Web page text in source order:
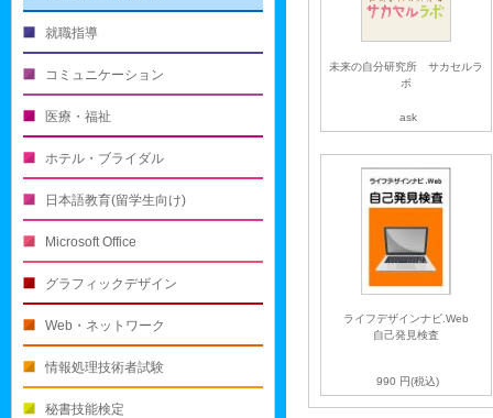
未来の自分研究所 サカセルラ
ボ
ask
ライフデザインナビ.Web
自己発見検査
990 円(税込)
就職指導
コミュニケーション
医療・福祉
ホテル・ブライダル
日本語教育(留学生向け)
Microsoft Office
グラフィックデザイン
Web・ネットワーク
情報処理技術者試験
秘書技能検定